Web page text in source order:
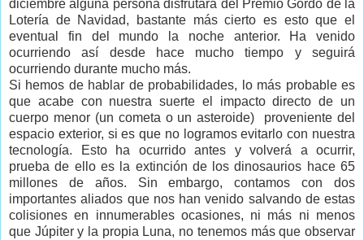
diciembre alguna persona disfrutará del Premio Gordo de la
Lotería de Navidad, bastante más cierto es esto que el
eventual fin del mundo la noche anterior. Ha venido
ocurriendo así desde hace mucho tiempo y seguirá
ocurriendo durante mucho más.
Si hemos de hablar de probabilidades, lo más probable es
que acabe con nuestra suerte el impacto directo de un
cuerpo menor (un cometa o un asteroide) proveniente del
espacio exterior, si es que no logramos evitarlo con nuestra
tecnología. Esto ha ocurrido antes y volverá a ocurrir,
prueba de ello es la extinción de los dinosaurios hace 65
millones de años. Sin embargo, contamos con dos
importantes aliados que nos han venido salvando de estas
colisiones en innumerables ocasiones, ni más ni menos
que Júpiter y la propia Luna, no tenemos más que observar